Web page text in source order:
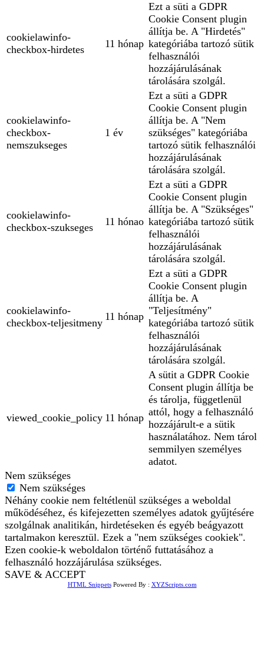
cookielawinfo-
checkbox-hirdetes
11 hónap
Ezt a süti a GDPR
Cookie Consent plugin
állítja be. A "Hirdetés"
kategóriába tartozó sütik
felhasználói
hozzájárulásának
tárolására szolgál.
cookielawinfo-
checkbox-
nemszukseges
1 év
Ezt a süti a GDPR
Cookie Consent plugin
állítja be. A "Nem
szükséges" kategóriába
tartozó sütik felhasználói
hozzájárulásának
tárolására szolgál.
cookielawinfo-
checkbox-szukseges
11 hónao
Ezt a süti a GDPR
Cookie Consent plugin
állítja be. A "Szükséges"
kategóriába tartozó sütik
felhasználói
hozzájárulásának
tárolására szolgál.
cookielawinfo-
checkbox-teljesitmeny
11 hónap
Ezt a süti a GDPR
Cookie Consent plugin
állítja be. A
"Teljesítmény"
kategóriába tartozó sütik
felhasználói
hozzájárulásának
tárolására szolgál.
viewed_cookie_policy 11 hónap
A sütit a GDPR Cookie
Consent plugin állítja be
és tárolja, függetlenül
attól, hogy a felhasználó
hozzájárult-e a sütik
használatához. Nem tárol
semmilyen személyes
adatot.
Nem szükséges
Nem szükséges
Néhány cookie nem feltétlenül szükséges a weboldal
működéséhez, és kifejezetten személyes adatok gyűjtésére
szolgálnak analitikán, hirdetéseken és egyéb beágyazott
tartalmakon keresztül. Ezek a "nem szükséges cookiek".
Ezen cookie-k weboldalon történő futtatásához a
felhasználó hozzájárulása szükséges.
SAVE & ACCEPT
HTML SnippetsPowered By : XYZScripts.com